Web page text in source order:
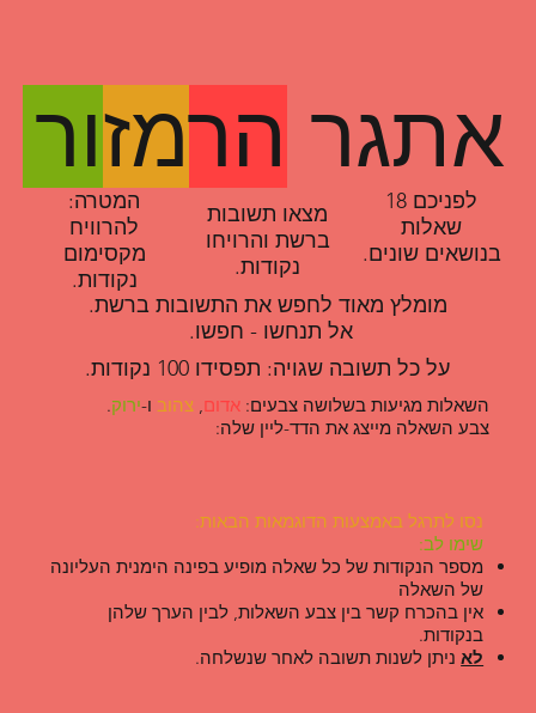
אתגר הרמזור
מצאו תשובות
ברשת והרויחו
נקודות.
לפניכם 18
שאלות
בנושאים שונים.
המטרה:
להרוויח
מקסימום
נקודות.
מומלץ מאוד לחפש את התשובות ברשת.
אל תנחשו - חפשו.
נסו לתרגל באמצעות הדוגמאות הבאות:
שימו לב:
מספר הנקודות של כל שאלה מופיע בפינה הימנית העליונה
של השאלה
אין בהכרח קשר בין צבע השאלות, לבין הערך שלהן
בנקודות.
לאניתן לשנות תשובה לאחר שנשלחה.
על כל תשובה שגויה: תפסידו 100 נקודות.
השאלות מגיעות בשלושה צבעים:אדום,צהוב ו-ירוק.
צבע השאלה מייצג את הדד-ליין שלה: